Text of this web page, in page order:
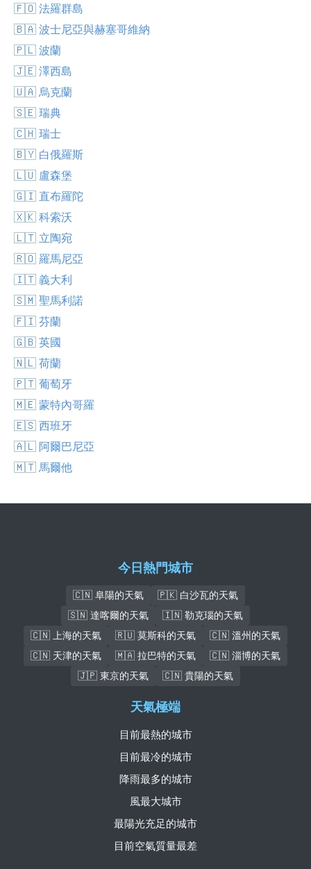
🇫🇴 法羅群島
🇧🇦 波士尼亞與赫塞哥維納
🇵🇱 波蘭
🇯🇪 澤西島
🇺🇦 烏克蘭
🇸🇪 瑞典
🇨🇭 瑞士
🇧🇾 白俄羅斯
🇱🇺 盧森堡
🇬🇮 直布羅陀
🇽🇰 科索沃
🇱🇹 立陶宛
🇷🇴 羅馬尼亞
🇮🇹 義大利
🇸🇲 聖馬利諾
🇫🇮 芬蘭
🇬🇧 英國
🇳🇱 荷蘭
🇵🇹 葡萄牙
🇲🇪 蒙特內哥羅
🇪🇸 西班牙
🇦🇱 阿爾巴尼亞
🇲🇹 馬爾他
今日熱門城市
🇨🇳 阜陽的天氣
🇵🇰 白沙瓦的天氣
🇸🇳 達喀爾的天氣
🇮🇳 勒克瑙的天氣
🇨🇳 上海的天氣
🇷🇺 莫斯科的天氣
🇨🇳 溫州的天氣
🇨🇳 天津的天氣
🇲🇦 拉巴特的天氣
🇨🇳 淄博的天氣
🇯🇵 東京的天氣
🇨🇳 貴陽的天氣
天氣極端
目前最熱的城市
目前最冷的城市
降雨最多的城市
風最大城市
最陽光充足的城市
目前空氣質量最差